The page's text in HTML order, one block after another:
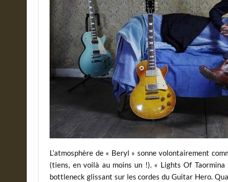
L’atmosphère de « Beryl » sonne volontairement
(tiens, en voilà au moins un !). « Lights Of
bottleneck glissant sur les cordes du Guitar Hero.